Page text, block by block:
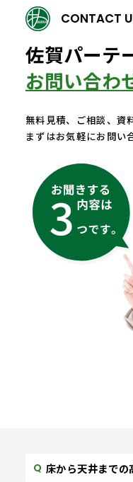
CONTACT
佐賀パーテ
お問い合わ
無料見積、ご相談、資
まずはお気軽にお問い
床から天井までの